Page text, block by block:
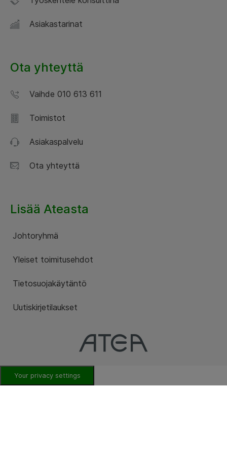
Asiakastarinat
Ota yhteyttä
Vaihde 010 613 611
Toimistot
Asiakaspalvelu
Ota yhteyttä
Lisää Ateasta
Johtoryhmä
Yleiset toimitusehdot
Tietosuojakäytäntö
Uutiskirjetilaukset
Your privacy settings